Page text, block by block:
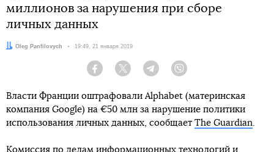
миллионов за нарушения при сборе
личных данных
Автор:
Oleg Panfilovych Дата:
19:49, 21 января 2019
Facebook Twitter Telegram
Власти Франции оштрафовали Alphabet (материнская
компания Google) на €50 млн за нарушение политики
использования личных данных, сообщает The Guardian.
Комиссия по делам информационных технологий и